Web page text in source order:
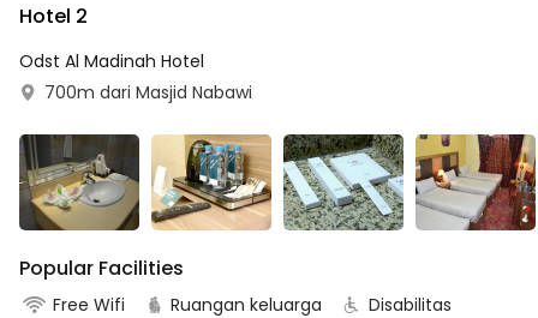
Hotel 2
Odst Al Madinah Hotel
700m dari Masjid Nabawi
Popular Facilities
Free Wifi Ruangan keluarga
Disabilitas